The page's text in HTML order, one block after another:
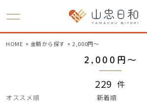
HOME 金額から探す 2,000円〜
2,000円〜
229 件
オススメ順 新着順